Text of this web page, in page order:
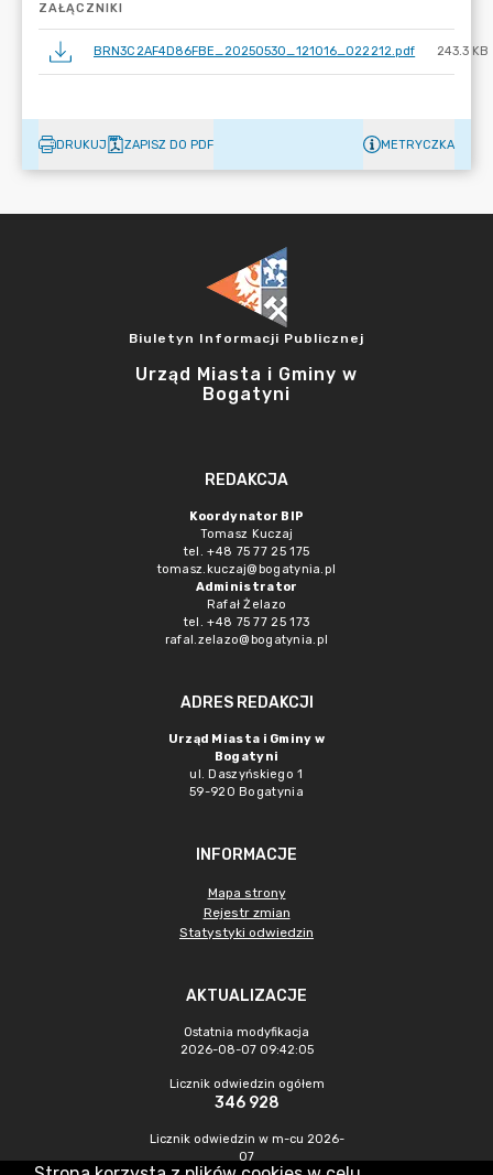
ZAŁĄCZNIKI
BRN3C2AF4D86FBE_20250530_121016_022212.pdf 243.3 KB
DRUKUJ ZAPISZ DO PDF METRYCZKA
Biuletyn Informacji Publicznej
Urząd Miasta i Gminy w
Bogatyni
REDAKCJA
Koordynator BIP
Tomasz Kuczaj
tel. +48 75 77 25 175
tomasz.kuczaj@bogatynia.pl
Administrator
Rafał Żelazo
tel. +48 75 77 25 173
rafal.zelazo@bogatynia.pl
ADRES REDAKCJI
Urząd Miasta i Gminy w
Bogatyni
ul. Daszyńskiego 1
59-920 Bogatynia
INFORMACJE
Mapa strony
Rejestr zmian
Statystyki odwiedzin
AKTUALIZACJE
Ostatnia modyfikacja
2026-08-07 09:42:05
Licznik odwiedzin ogółem
346 928
Licznik odwiedzin w m-cu 2026-
07